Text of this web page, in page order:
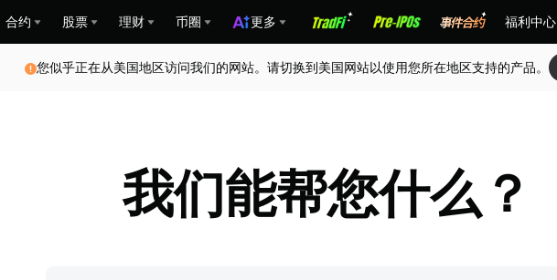
合约 股票 理财 币圈 更多 福利中心
您似乎正在从美国地区访问我们的网站。请切换到美国网站以使用您所在地区支持的产品。
我们能帮您什么？